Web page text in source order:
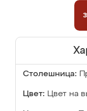
Столешница:
Цвет: Цвет на